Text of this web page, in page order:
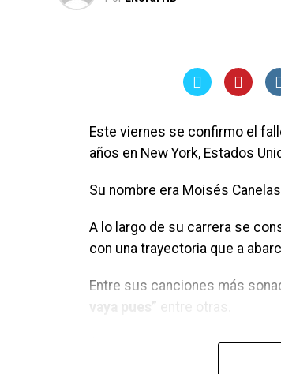
Este viernes se confirmo el
años en New York, Estados
Su nombre era Moisés
A lo largo de su carrera se
con una trayectoria que a
Entre sus canciones más
vaya pues”
“Soy mucho más que un
en La Ceiba, donde